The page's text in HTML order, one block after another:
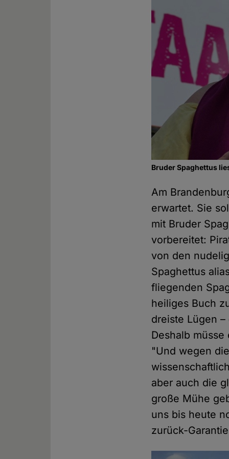
Bruder Spaghettus
Am
erwartet. Sie
mit Bruder
vorbereitet:
von den
Spaghettus
fliegenden
heiliges Buch
dreiste Lügen
Deshalb
"Und wegen
aber auch die
große Mühe
uns bis heute
zurück-